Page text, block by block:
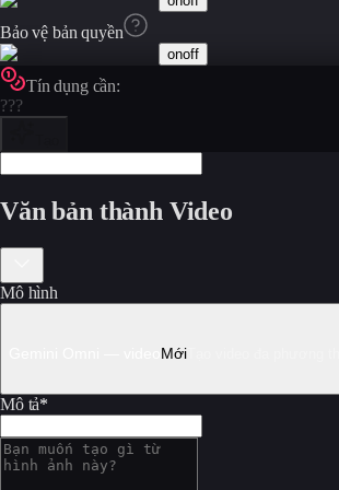
Bảo vệ bản quyền
onoff
Tín dụng cần:
???
Văn bản thành Video
Mô hình
Mới
Mô tả*